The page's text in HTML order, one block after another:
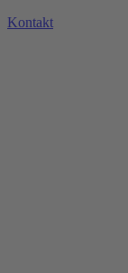
Kontakt